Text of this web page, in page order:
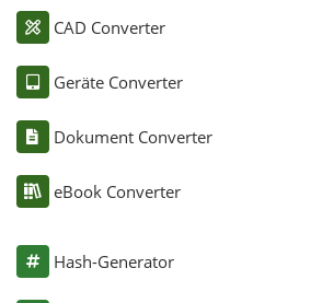
CAD Converter
Geräte Converter
Dokument Converter
eBook Converter
Hash-Generator